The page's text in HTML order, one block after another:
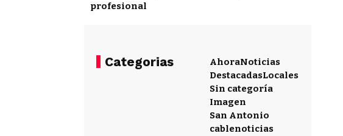
profesional
Categorias AhoraNoticias
DestacadasLocales
Sin categoría
Imagen
San Antonio
cablenoticias